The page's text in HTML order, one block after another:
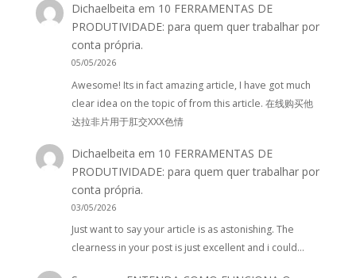
Dichaelbeita em 10 FERRAMENTAS DE
PRODUTIVIDADE: para quem quer trabalhar por
conta própria.
05/05/2026
Awesome! Its in fact amazing article, I have got much
clear idea on the topic of from this article. 在线购买他
达拉非片用于肛交XXX色情
Dichaelbeita em 10 FERRAMENTAS DE
PRODUTIVIDADE: para quem quer trabalhar por
conta própria.
03/05/2026
Just want to say your article is as astonishing. The
clearness in your post is just excellent and i could…